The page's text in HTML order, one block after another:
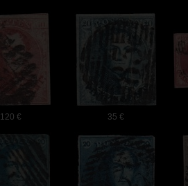
120 €
35 €